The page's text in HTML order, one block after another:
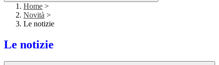
Home >
Novità >
Le notizie
Le notizie